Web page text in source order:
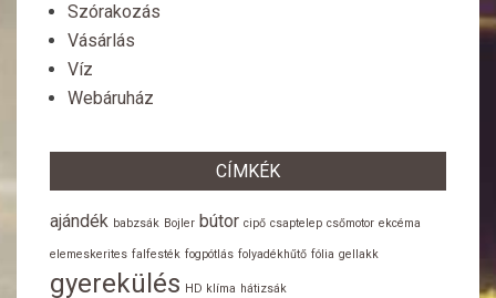
Szórakozás
Vásárlás
Víz
Webáruház
CÍMKÉK
ajándék babzsák Bojler bútor cipő csaptelep csőmotor ekcéma
elemeskerites falfesték fogpótlás folyadékhűtő fólia gellakk
gyerekülés HD klíma hátizsák